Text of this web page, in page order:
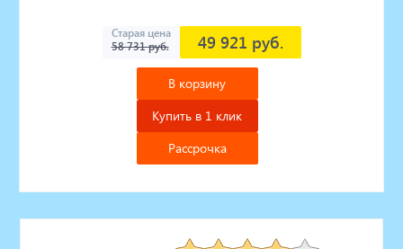
Старая цена
58 731 руб.
49 921 руб.
В корзину
Купить в 1 клик
Рассрочка